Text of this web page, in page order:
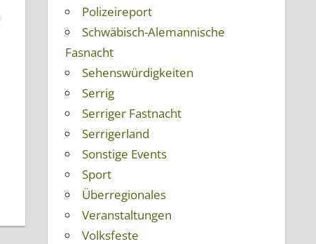
Polizeireport
Schwäbisch-Alemannische
Fasnacht
Sehenswürdigkeiten
Serrig
Serriger Fastnacht
Serrigerland
Sonstige Events
Sport
Überregionales
Veranstaltungen
Volksfeste